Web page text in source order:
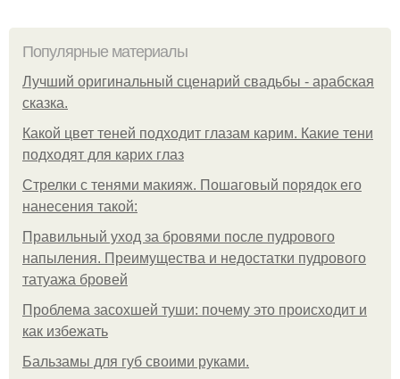
Популярные материалы
Лучший оригинальный сценарий свадьбы - арабская
сказка.
Какой цвет теней подходит глазам карим. Какие тени
подходят для карих глаз
Стрелки с тенями макияж. Пошаговый порядок его
нанесения такой:
Правильный уход за бровями после пудрового
напыления. Преимущества и недостатки пудрового
татуажа бровей
Проблема засохшей туши: почему это происходит и
как избежать
Бальзамы для губ своими руками.